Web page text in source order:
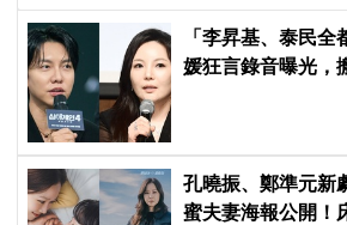
「李昇基、泰民
媛狂言錄音曝光，
孔曉振、鄭準元新
蜜夫妻海報公開！